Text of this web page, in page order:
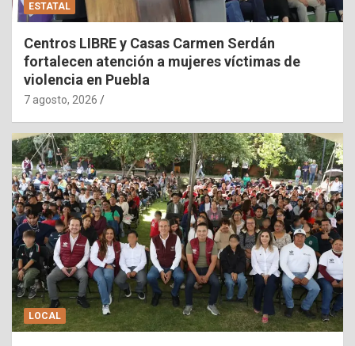
ESTATAL
Centros LIBRE y Casas Carmen Serdán
fortalecen atención a mujeres víctimas de
violencia en Puebla
7 agosto, 2026
LOCAL